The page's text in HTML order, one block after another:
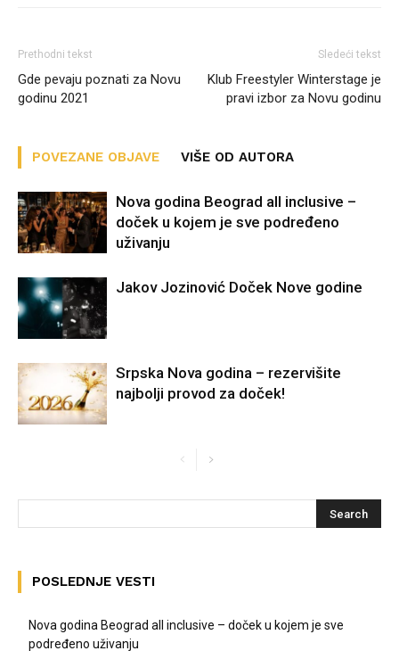
Prethodni tekst
Gde pevaju poznati za Novu
godinu 2021
Sledeći tekst
Klub Freestyler Winterstage je
pravi izbor za Novu godinu
POVEZANE OBJAVE VIŠE OD AUTORA
Nova godina Beograd all inclusive –
doček u kojem je sve podređeno
uživanju
Jakov Jozinović Doček Nove godine
Srpska Nova godina – rezervišite
najbolji provod za doček!
POSLEDNJE VESTI
Nova godina Beograd all inclusive – doček u kojem je sve
podređeno uživanju